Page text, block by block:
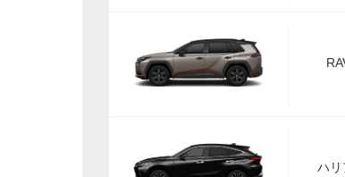
ハリ